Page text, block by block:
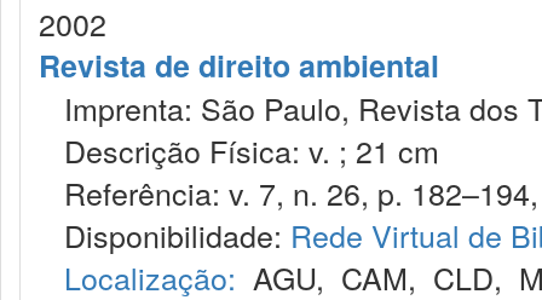
2002
Revista de direito ambiental
Imprenta: São Paulo, Revista dos
Descrição Física: v. ; 21 cm
Referência: v. 7, n. 26, p.
Disponibilidade: Rede Virtual de
Localização: AGU, CAM, CLD,